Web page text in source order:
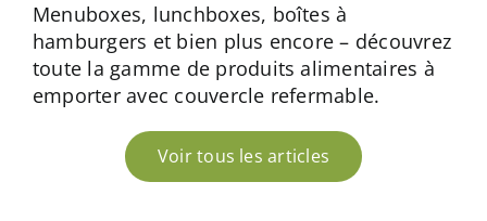
Menuboxes, lunchboxes, boîtes à
hamburgers et bien plus encore – découvrez
toute la gamme de produits alimentaires à
emporter avec couvercle refermable.
Voir tous les articles